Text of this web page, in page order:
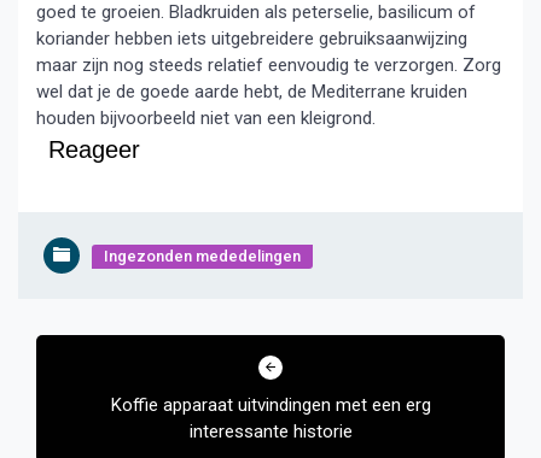
goed te groeien. Bladkruiden als peterselie, basilicum of
koriander hebben iets uitgebreidere gebruiksaanwijzing
maar zijn nog steeds relatief eenvoudig te verzorgen. Zorg
wel dat je de goede aarde hebt, de Mediterrane kruiden
houden bijvoorbeeld niet van een kleigrond.
Reageer
Ingezonden mededelingen
Bericht
Koffie apparaat uitvindingen met een erg
interessante historie